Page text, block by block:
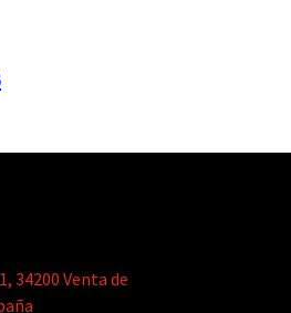
34200 Venta de